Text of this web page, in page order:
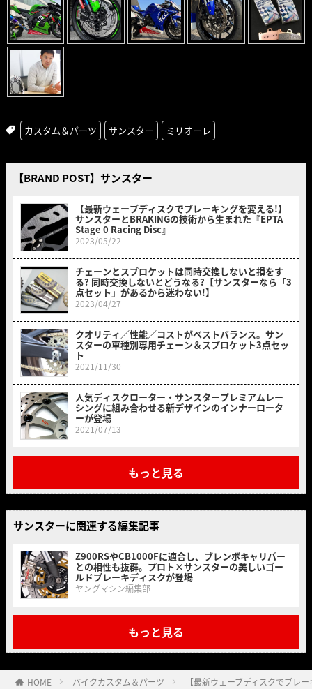
カスタム＆パーツ サンスター ミリオーレ
【BRAND POST】サンスター
【最新ウェーブディスクでブレーキングを変える!】
サンスターとBRAKINGの技術から生まれた『EPTA
Stage 0 Racing Disc』
2023/05/22
チェーンとスプロケットは同時交換しないと損をす
る? 同時交換しないとどうなる?【サンスターなら「3
点セット」があるから迷わない!】
2023/04/27
クオリティ／性能／コストがベストバランス。サン
スターの車種別専用チェーン＆スプロケット3点セッ
ト
2021/11/30
人気ディスクローター・サンスタープレミアムレー
シングに組み合わせる新デザインのインナーロータ
ーが登場
2021/07/13
もっと見る
サンスターに関連する編集記事
Z900RSやCB1000Fに適合し、ブレンボキャリパー
との相性も抜群。プロト×サンスターの美しいゴー
ルドブレーキディスクが登場
ヤングマシン編集部
もっと見る
HOME バイクカスタム＆パーツ 【最新ウェーブディスクでブレ